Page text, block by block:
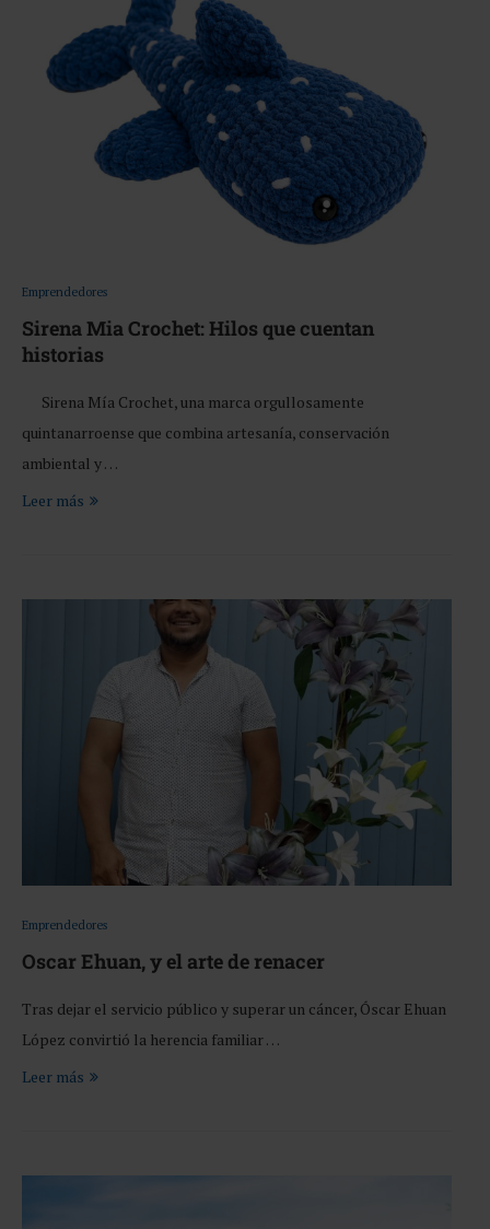
Emprendedores
Sirena Mia Crochet: Hilos que cuentan
historias
Sirena Mía Crochet, una marca orgullosamente
quintanarroense que combina artesanía, conservación
ambiental y …
Leer más
Emprendedores
Oscar Ehuan, y el arte de renacer
Tras dejar el servicio público y superar un cáncer, Óscar Ehuan
López convirtió la herencia familiar …
Leer más